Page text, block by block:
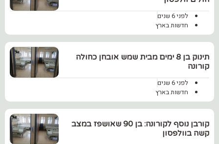
לפני 6 שנים
חדשות בארץ
תינוק בן 8 ימים מבית שמש אובחן כחולה
קורונה
לפני 6 שנים
חדשות בארץ
קורבן נוסף לקורונה: בן 90 שאושפז במצב
קשה בוולפסון